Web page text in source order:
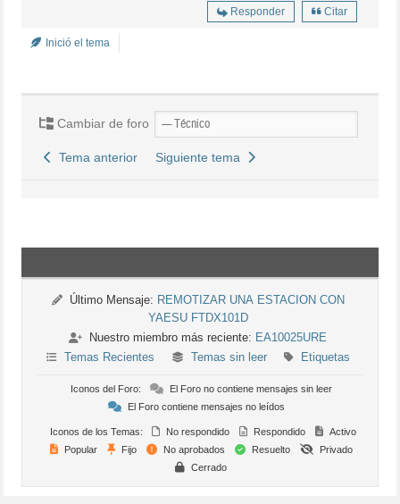
Responder Citar
Inició el tema
Cambiar de foro
Tema anterior Siguiente tema
Último Mensaje: REMOTIZAR UNA ESTACION CON
YAESU FTDX101D
Nuestro miembro más reciente: EA10025URE
Temas Recientes
Temas sin leer Etiquetas
Iconos del Foro:
El Foro no contiene mensajes sin leer
El Foro contiene mensajes no leídos
Iconos de los Temas: No respondido Respondido
Activo
Popular
Fijo No aprobados Resuelto
Privado
Cerrado